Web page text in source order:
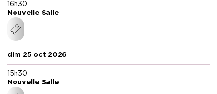
Producteur international Sepehr Sharifzadeh
Directeur de production Negar Nemati
16h30
Nouvelle Salle
dim 25 oct 2026
15h30
Nouvelle Salle